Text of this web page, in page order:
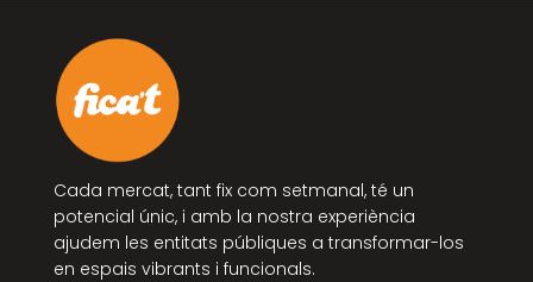
Cada mercat, tant fix com setmanal, té un
potencial únic, i amb la nostra experiència
ajudem les entitats públiques a transformar-los
en espais vibrants i funcionals.